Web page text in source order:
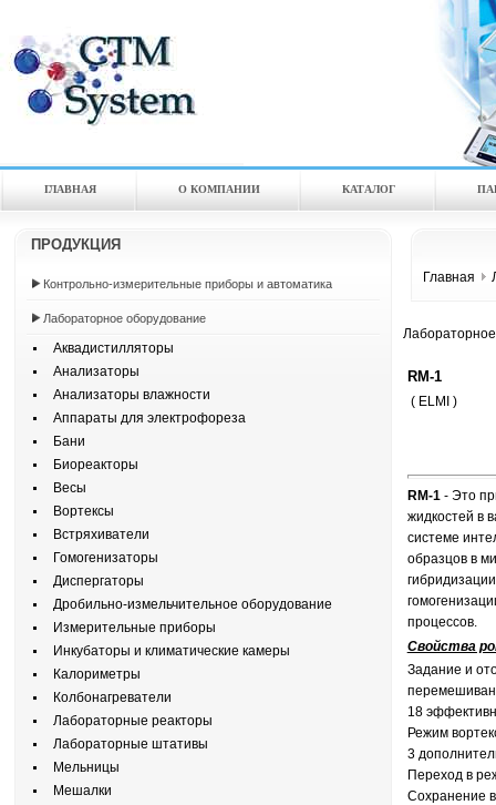
ГЛАВНАЯ О КОМПАНИИ КАТАЛOГ
ПРОДУКЦИЯ
Контрольно-измерительные приборы и автоматика
Лабораторное оборудование
Аквадистилляторы
Анализаторы
Анализаторы влажности
Аппараты для электрофореза
Бани
Биореакторы
Весы
Вортексы
Встряхиватели
Гомогенизаторы
Диспергаторы
Дробильно-измельчительное оборудование
Измерительные приборы
Инкубаторы и климатические камеры
Калориметры
Колбонагреватели
Лабораторные реакторы
Лабораторные штативы
Мельницы
Мешалки
Главная
RM-1
( ELMI )
RM-1- Это
жидкостей в
системе
образцов в
процессов.
Свойства
Задание и
18
Режим
3
Переход в
Сохранение